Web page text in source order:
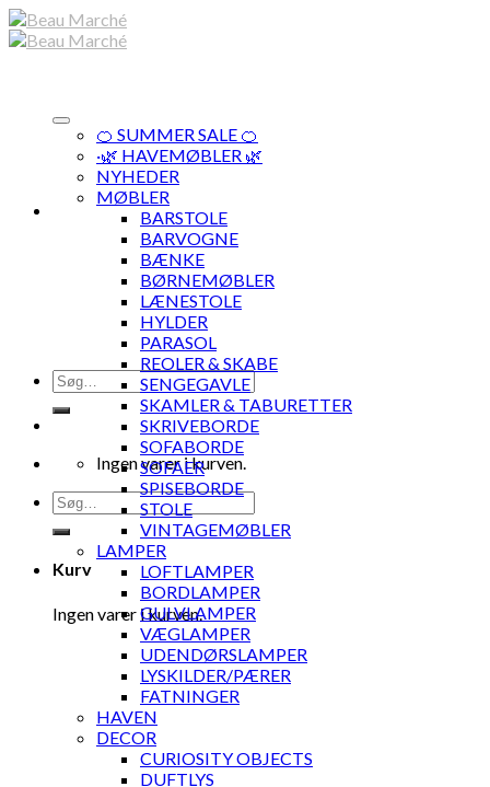
Skip
to
Søg
efter:
Ingen varer i kurven.
Søg
efter:
Kurv
Ingen varer i kurven.
🍊 SUMMER SALE 🍊
·🌿 HAVEMØBLER 🌿
NYHEDER
MØBLER
BARSTOLE
BARVOGNE
BÆNKE
BØRNEMØBLER
LÆNESTOLE
HYLDER
PARASOL
REOLER & SKABE
SENGEGAVLE
SKAMLER & TABURETTER
SKRIVEBORDE
SOFABORDE
SOFAER
SPISEBORDE
STOLE
VINTAGEMØBLER
LAMPER
LOFTLAMPER
BORDLAMPER
GULVLAMPER
VÆGLAMPER
UDENDØRSLAMPER
LYSKILDER/PÆRER
FATNINGER
HAVEN
DECOR
CURIOSITY OBJECTS
DUFTLYS